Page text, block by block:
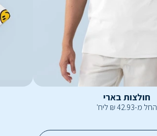
חולצות בארי
החל מ-42.93
₪ ליח'